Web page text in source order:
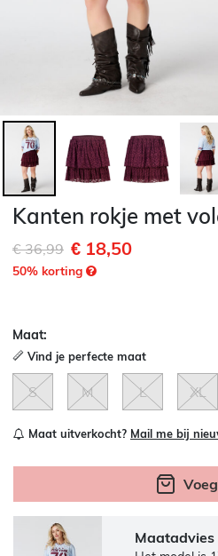
Kanten rokje met
Afgeprijsd van
€ 36,99naar
€ 18,50
50% korting
Maat:
Vind je perfecte maat
S M L XL
Maat uitverkocht? Mail me bij
Maatadvies